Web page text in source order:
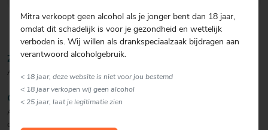
ZICHT/KLEUR
Amber.
GEUR
Aroma van frisse pruimen, honingachtige granen en aardbeienjam
op toast.
Mitra verkoopt geen alcohol als je jonger bent dan 18 jaar,
omdat dit schadelijk is voor je gezondheid en wettelijk
verboden is. Wij willen als drankspeciaalzaak bijdragen aan
verantwoord alcoholgebruik.
< 18 jaar, deze website is niet voor jou bestemd
< 18 jaar verkopen wij geen alcohol
< 25 jaar, laat je legitimatie zien